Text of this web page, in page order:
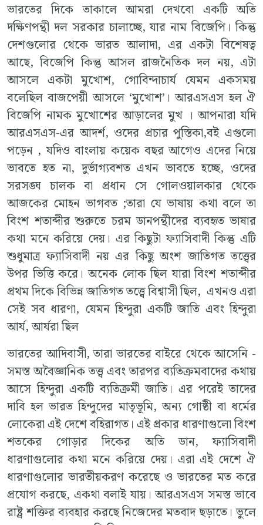
ভারতের দিকে তাকালে আমরা দেখবো একটি অতি
দক্ষিণপন্থী দল সরকার চালাচ্ছে, যার নাম বিজেপি। কিন্তু
দেশগুলোর থেকে ভারত আলাদা, এর একটা বিশেষত্ব
আছে, বিজেপি কিন্তু আসল রাজনৈতিক দল নয়, এটা
আসলে একটা মুখোশ, গোবিন্দাচার্য যেমন একসময়
বলেছিল বাজপেয়ী আসলে ‘মুখোশ’। আরএসএস হল ঐ
বিজেপি নামক মুখোশের আড়ালের মুখ । আপনারা যদি
আরএসএস-এর আদর্শ, ওদের প্রচার পুস্তিকা,বই এগুলো
পড়েন , যদিও বাংলায় কয়েক বছর আগেও এদের নিয়ে
ভাবতে হত না, দুর্ভাগ্যবশত এখন ভাবতে হচ্ছে, ওদের
সরসঙ্ঘ চালক বা প্রধান সে গোলওয়ালকার থেকে
আজকের মোহন ভাগবত ;তারা যে ভাষায় কথা বলে তা
বিংশ শতাব্দীর শুরুতে চরম ডানপন্থীদের ব্যবহৃত ভাষার
কথা মনে করিয়ে দেয়। এর কিছুটা ফ্যাসিবাদী কিন্তু এটি
শুধুমাত্র ফ্যাসিবাদী নয় এর কিছু অংশ জাতিগত তত্ত্বের
উপর ভিত্তি করে। অনেক লোক ছিল যারা বিংশ শতাব্দীর
প্রথম দিকে বিভিন্ন জাতিগত তত্ত্বে বিশ্বাসী ছিল, এখনও এরা
সেই সব ধারণা, যেমন হিন্দুরা একটি জাতি এবং হিন্দুরা
আর্য, আর্যরা ছিল
ভারতের আদিবাসী, তারা ভারতের বাইরে থেকে আসেনি -
সমস্ত অবৈজ্ঞানিক তত্ত্ব এবং তারপর ব্যতিক্রমবাদের কথায়
আসে হিন্দুরা একটি ব্যতিক্রমী জাতি। এর পরেই তাদের
দাবি হল ভারত হিন্দুদের মাতৃভূমি, অন্য গোষ্ঠী বা ধর্মের
লোকেরা এই দেশে বহিরাগত। এই প্রকার ধারণাগুলো বিংশ
শতকের গোড়ার দিকের অতি ডান, ফ্যাসিবাদী
ধারণাগুলোর কথা মনে করিয়ে দেয়। এরা এই দেশে ঐ
ধারণাগুলোর ভারতীয়করণ করেছে ও ভারতের মত করে
প্রযোগ করছে, একথা বলাই যায়। আরএসএস সমস্ত ভাবে
রাষ্ট্র শক্তির ব্যবহার করছে নিজেদের মতবাদ ছড়াতে। ভুলে